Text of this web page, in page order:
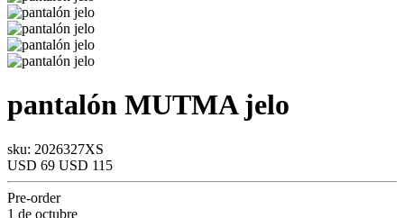
pantalón MUTMAjelo
sku: 2026327XS
USD 69 USD 115
Pre-order
1 de octubre